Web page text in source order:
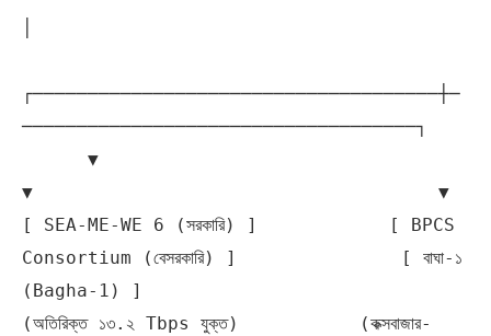
┌─────────────────────────────────────┼─
────────────────────────────────────┐
▼                                     ▼
[ SEA-ME-WE 6 (সরকারি) ]            [ BPCS
Consortium (বেসরকারি) ]               [ বাঘা-১
(Bagha-1) ]
(অতিরিক্ত ১৩.২ Tbps যুক্ত)           (কক্সবাজার-